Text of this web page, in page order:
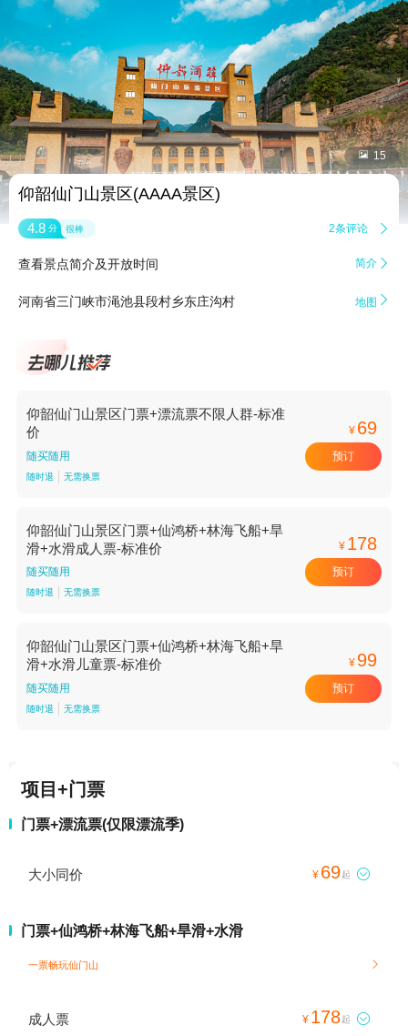
 15
仰韶仙门山景区(AAAA景区)
4.8 分 很棒 2条评论 
查看景点简介及开放时间 简介 
河南省三门峡市渑池县段村乡东庄沟村 地图 
仰韶仙门山景区门票+漂流票不限人群-标准
价
随买随用
随时退 无需换票
¥ 69
预订
仰韶仙门山景区门票+仙鸿桥+林海飞船+旱
滑+水滑成人票-标准价
随买随用
随时退 无需换票
¥ 178
预订
仰韶仙门山景区门票+仙鸿桥+林海飞船+旱
滑+水滑儿童票-标准价
随买随用
随时退 无需换票
¥ 99
预订
项目+门票
门票+漂流票(仅限漂流季)
大小同价 ¥ 69起 
门票+仙鸿桥+林海飞船+旱滑+水滑
一票畅玩仙门山 
成人票 ¥ 178起 